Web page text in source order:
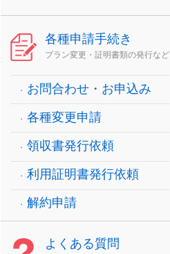
各種申請手続き
プラン変更・証明書類の発行など
お問合わせ・お申込み
各種変更申請
領収書発行依頼
利用証明書発行依頼
解約申請
よくある質問